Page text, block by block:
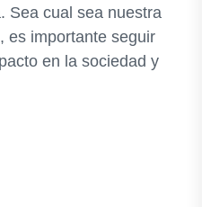
Sea cual sea nuestra
es importante seguir
en la sociedad y